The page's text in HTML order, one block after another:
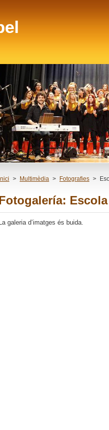
Inici > Multimèdia > Fotografies >
La galeria dʼimatges és buida.